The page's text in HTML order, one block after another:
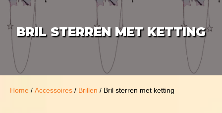
BRIL STERREN MET KETTING
Home / Accessoires / Brillen / Bril sterren met ketting